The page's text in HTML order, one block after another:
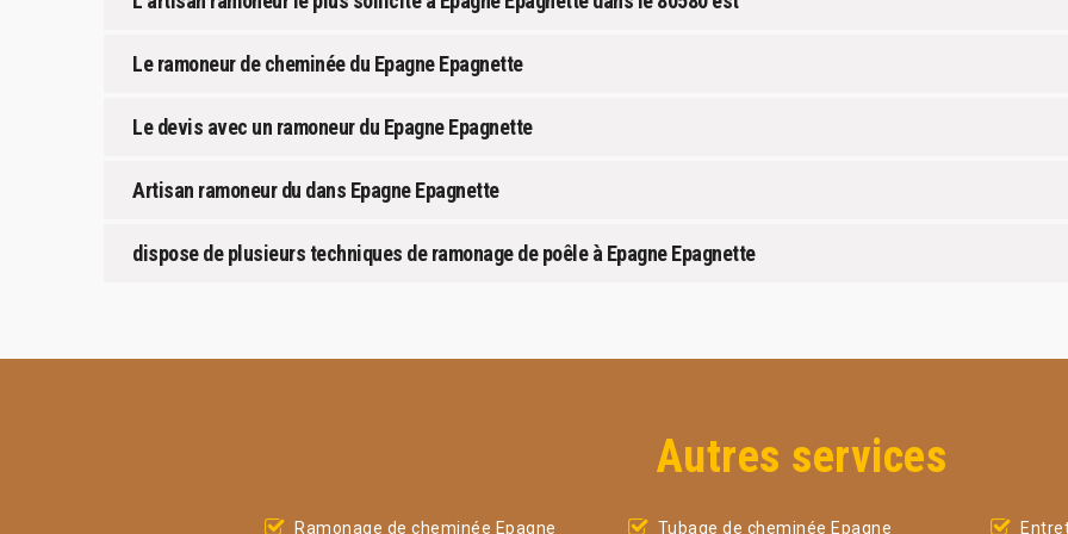
Le ramoneur de cheminée du Epagne Epagnette
Le devis avec un ramoneur du Epagne Epagnette
Artisan ramoneur du dans Epagne Epagnette
dispose de plusieurs techniques de ramonage de poêle à Epagne Epagnette
Autres services
Ramonage de cheminée Epagne Tubage de cheminée Epagne